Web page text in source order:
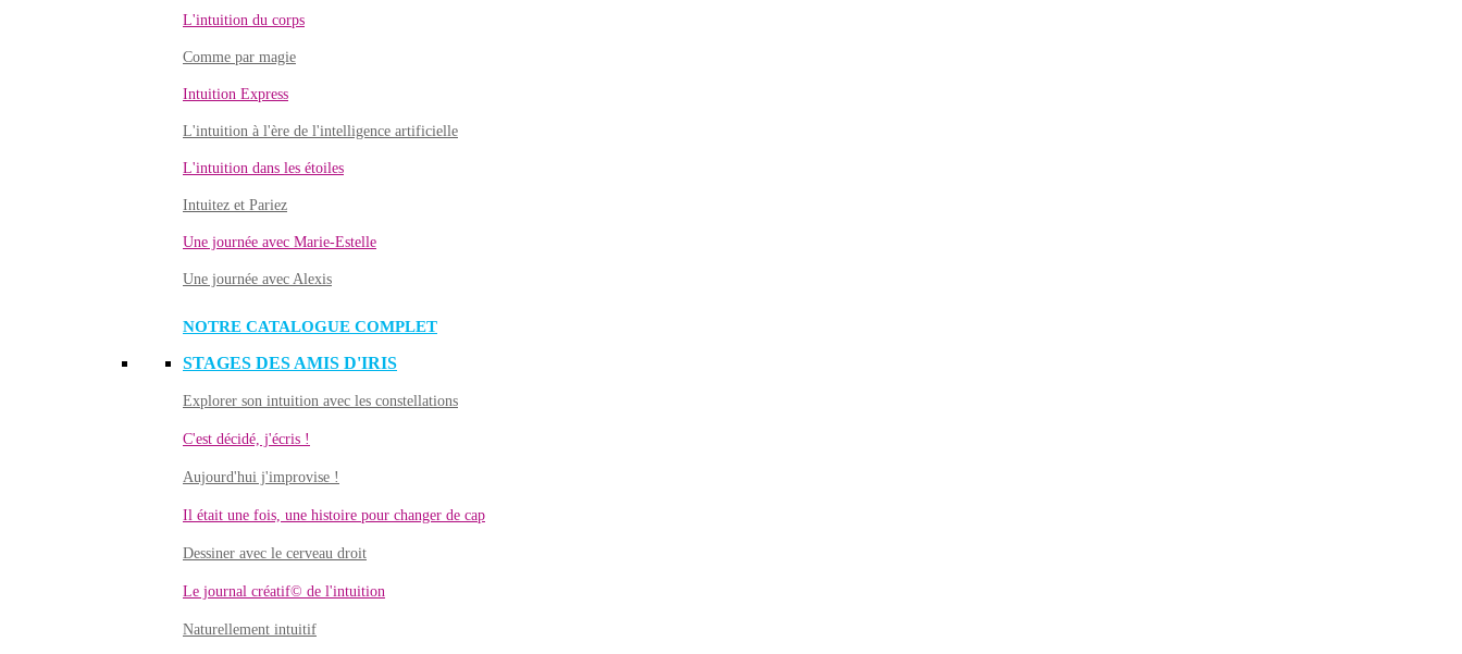
L'intuition du corps
Comme par magie
Intuition Express
L'intuition à l'ère de l'intelligence artificielle
L'intuition dans les étoiles
Intuitez et Pariez
Une journée avec Marie-Estelle
Une journée avec Alexis
NOTRE CATALOGUE COMPLET
STAGES DES AMIS D'IRIS
Explorer son intuition avec les constellations
C'est décidé, j'écris !
Aujourd'hui j'improvise !
Il était une fois, une histoire pour changer de cap
Dessiner avec le cerveau droit
Le journal créatif© de l'intuition
Naturellement intuitif